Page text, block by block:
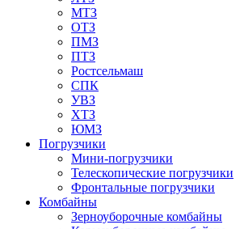
МТЗ
ОТЗ
ПМЗ
ПТЗ
Ростсельмаш
СПК
УВЗ
ХТЗ
ЮМЗ
Погрузчики
Мини-погрузчики
Телескопические погрузчики
Фронтальные погрузчики
Комбайны
Зерноуборочные комбайны